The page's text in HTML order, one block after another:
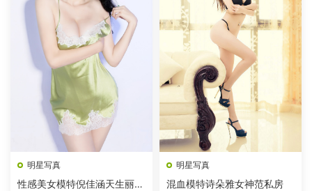
明星写真
性感美女模特倪佳涵天生丽质
明星写真
混血模特诗朵雅女神范私房